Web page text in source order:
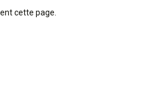
cette page.